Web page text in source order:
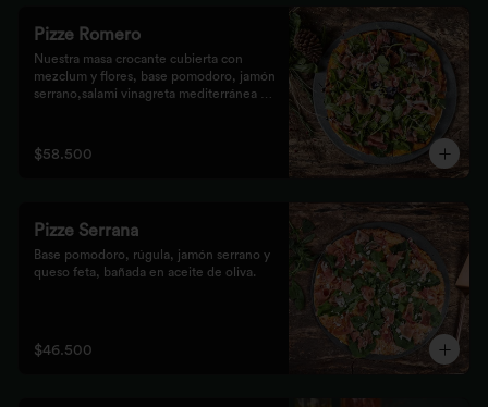
Pizze Romero
Nuestra masa crocante cubierta con
mezclum y flores, base pomodoro, jamón
serrano,salami vinagreta mediterránea y
$58.500
Pizze Serrana
Base pomodoro, rúgula, jamón serrano y
queso feta, bañada en aceite de oliva.
$46.500